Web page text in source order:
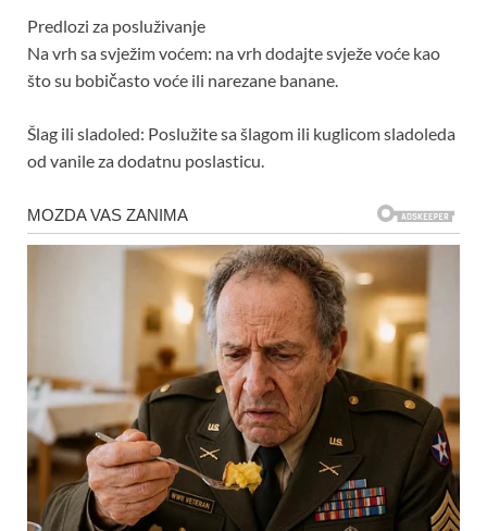
Predlozi za posluživanje
Na vrh sa svježim voćem: na vrh dodajte svježe voće kao
što su bobičasto voće ili narezane banane.
Šlag ili sladoled: Poslužite sa šlagom ili kuglicom sladoleda
od vanile za dodatnu poslasticu.